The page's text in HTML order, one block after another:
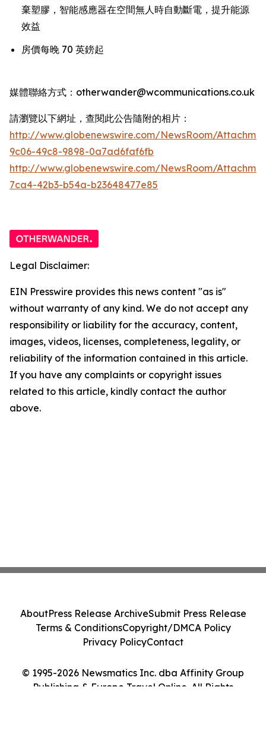
棄塑膠，智能感應器在空間無人時自動斷電，提升能源
效益
房價每晚 70 英鎊起
媒體聯絡方式：otherwander@wcommunications.co.uk
請瀏覽以下網址，查閱此公告隨附的相片：
http://www.globenewswire.com/NewsRoom/
9c06-49c8-9898-0a7ad6faf6fb
http://www.globenewswire.com/NewsRoom/
7ca4-42b3-b54a-b23648477e85
Legal Disclaimer:
EIN Presswire provides this news content "as is"
without warranty of any kind. We do not accept any
responsibility or liability for the accuracy, content,
images, videos, licenses, completeness, legality, or
reliability of the information contained in this article.
If you have any complaints or copyright issues
related to this article, kindly contact the author
above.
© 1995-2026 Newsmatics Inc. dba Affinity Group
Publishing & Europe Travel Online. All Rights
AboutPress Release ArchiveSubmit Press Release
Terms & ConditionsCopyright/DMCA Policy
Privacy PolicyContact